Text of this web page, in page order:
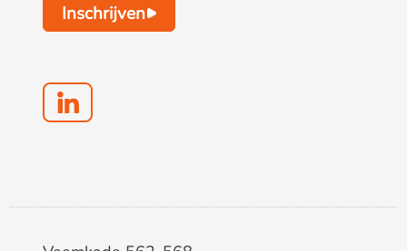
Inschrijven